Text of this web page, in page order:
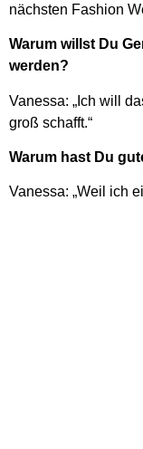
nächsten Fashion
Warum willst Du
werden?
Vanessa: „Ich will
groß schafft.“
Warum hast Du
Vanessa: „Weil ich